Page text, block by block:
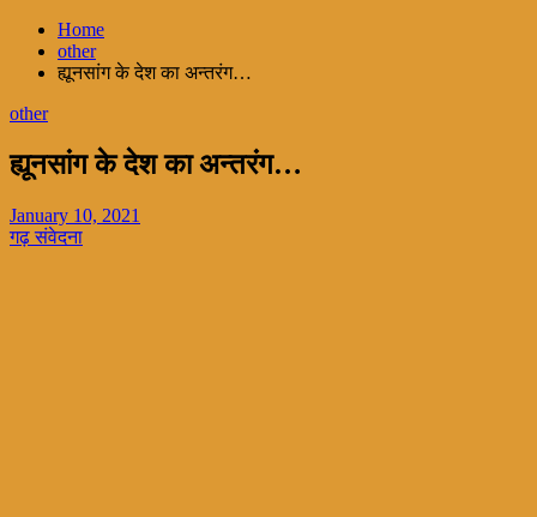
Home
other
ह्यूनसांग के देश का अन्तरंग…
other
ह्यूनसांग के देश का अन्तरंग…
January 10, 2021
गढ़ संवेदना